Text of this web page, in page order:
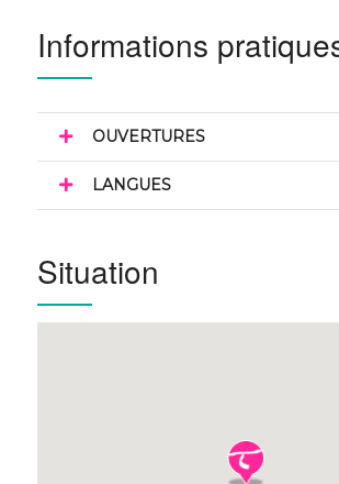
Informations
OUVERTURES
LANGUES
Situation